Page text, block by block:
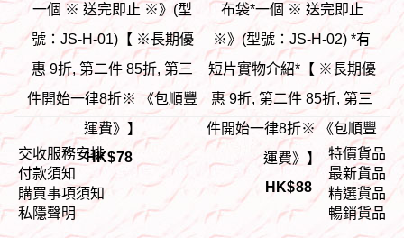
一個 ※ 送完即止 ※》(型
號：JS-H-01)【 ※長期優
惠 9折, 第二件 85折, 第三
件開始一律8折※ 《包順豐
運費》】
HK$78
布袋*一個 ※ 送完即止
※》(型號：JS-H-02) *有
短片實物介紹*【 ※長期優
惠 9折, 第二件 85折, 第三
件開始一律8折※ 《包順豐
運費》】
HK$88
交收服務安排
付款須知
購買事項須知
私隱聲明
特價貨品
最新貨品
精選貨品
暢銷貨品